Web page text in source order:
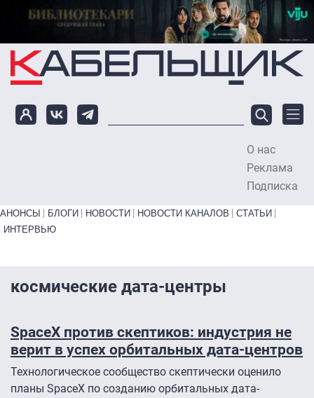
Перейти к основному содержанию
О нас
Реклама
Подписка
Primary links bottom
АНОНСЫ БЛОГИ НОВОСТИ НОВОСТИ КАНАЛОВ
СТАТЬИ
ИНТЕРВЬЮ
космические дата-центры
SpaceX против скептиков: индустрия не
верит в успех орбитальных дата-центров
Технологическое сообщество скептически оценило
планы SpaceX по созданию орбитальных дата-